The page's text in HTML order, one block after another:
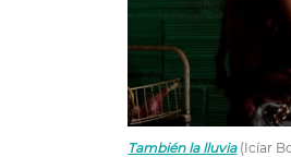
También la lluvia(Icíar